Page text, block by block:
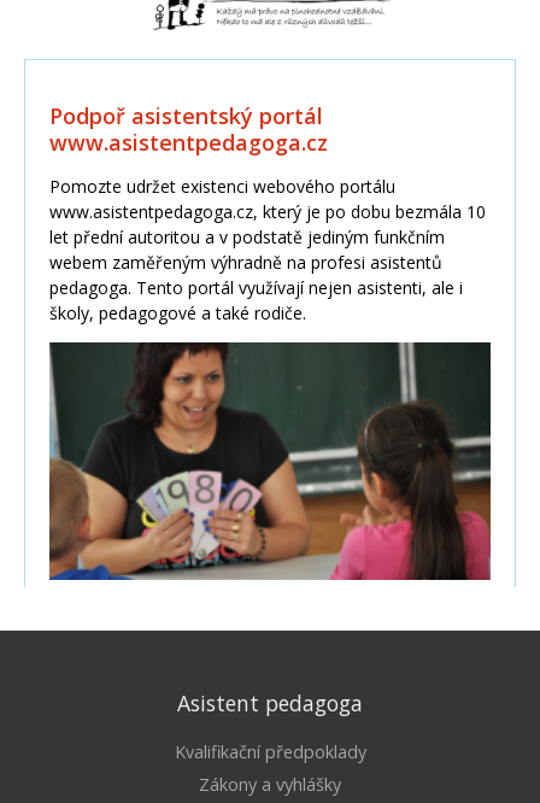
Asistent pedagoga
Kvalifikační předpoklady
Zákony a vyhlášky